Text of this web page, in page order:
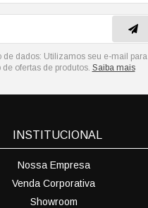
de dados: Utilizamos seu e-mail para
de ofertas de produtos. Saiba mais
INSTITUCIONAL
Nossa Empresa
Venda Corporativa
Showroom